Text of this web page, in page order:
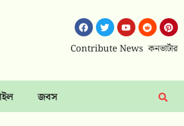
Contribute News কনভার্টার
জবস